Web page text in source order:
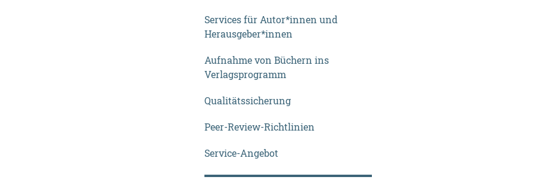
Services für Autor*innen und
Herausgeber*innen
Aufnahme von Büchern ins
Verlagsprogramm
Qualitätssicherung
Peer-Review-Richtlinien
Service-Angebot